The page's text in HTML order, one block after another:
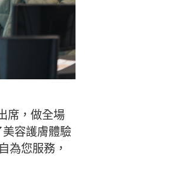
席，做全場
容護膚體驗
為您服務，